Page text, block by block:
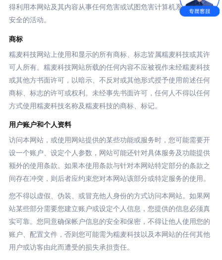
得利用本网站及其内容从事任何危害或试图危害计算机系统及网络
安全的活动。
商标
糯麦科技网站上使用和显示的所有商标、标志皆属糯麦科技或其许
可人所有。糯麦科技网站所载的任何内容不应被视作未经糯麦科技
或其他方书面许可，以暗示、不反对或其他形式授予使用前述任何
商标、标志的许可或权利。未经事先书面许可，任何人不得以任何
方式使用糯麦科技名称及糯麦科技的商标、标记。
用户账户和个人资料
访问本网站，或使用网站提供的某些功能或服务时，您可能需要开
设一个账户、设定个人参数，网站可能还针对具体服务及功能提供
额外的使用条款。如果本使用条款与针对本网站特定部分的条款之
间存在冲突，则后者应约束您对本网站该部分或特定服务的使用。
您不得以虚假、伪装、或冒充他人身份的方式访问本网站。如果网
站某些部分需要您建立账户或设定个人信息，您提供的信息必须真
实可靠。您同意确保帐户信息的安全和保密，不得让他人使用您的
账户、配置文件，否则您可能需为糯麦科技以及本网站的任何其他
用户或访客由此而遭受的损失承担责任。